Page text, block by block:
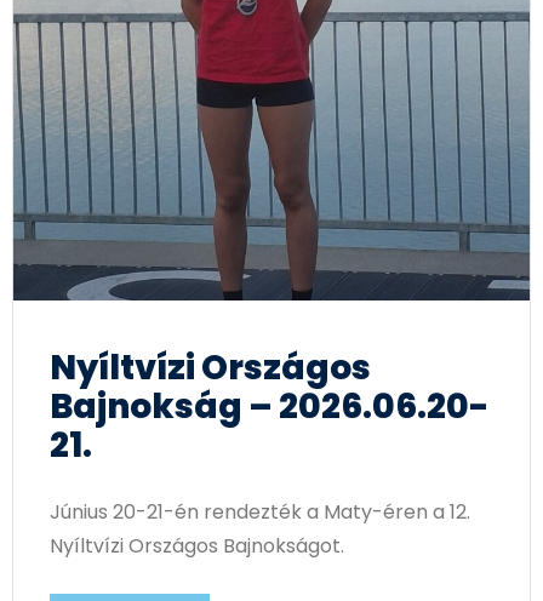
Nyíltvízi Országos
Bajnokság – 2026.06.20-
21.
Június 20-21-én rendezték a Maty-éren a 12.
Nyíltvízi Országos Bajnokságot.